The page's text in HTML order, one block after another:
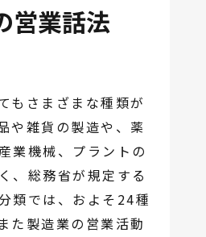
営業話法
もさまざまな種類が
や雑貨の製造や、薬
業機械、プラントの
、総務省が規定する
類では、およそ24種
た製造業の営業活動